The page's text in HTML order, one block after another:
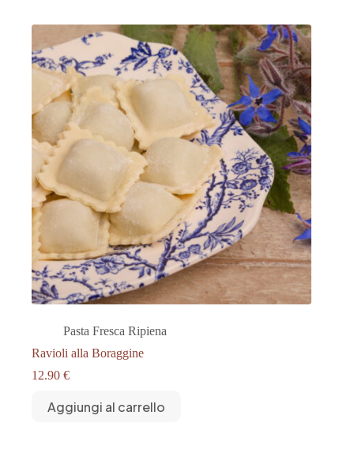
Pasta Fresca Ripiena
Ravioli alla Boraggine
12.90 €
Aggiungi al carrello